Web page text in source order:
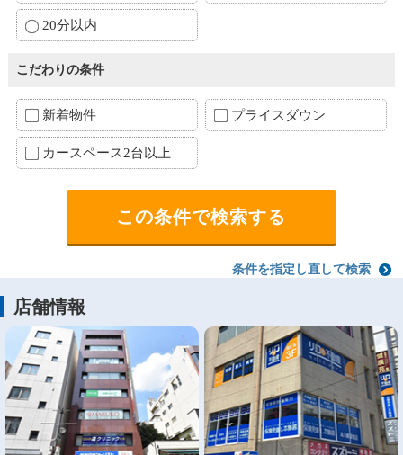
20分以内
こだわりの条件
新着物件 プライスダウン
カースペース2台以上
条件を指定し直して検索
店舗情報